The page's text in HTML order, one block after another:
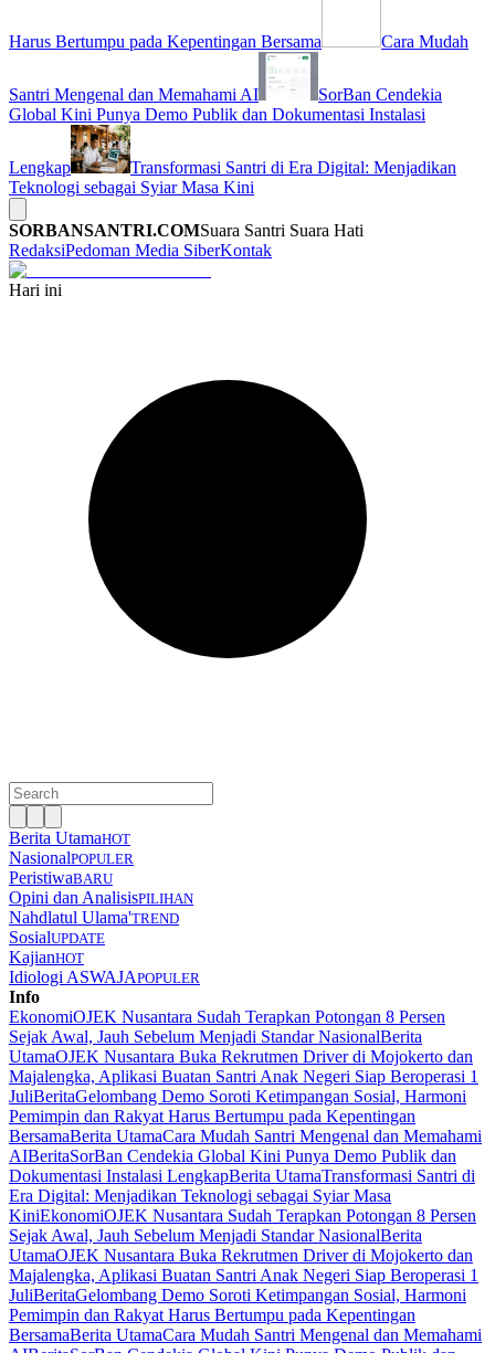
Harus Bertumpu pada Kepentingan Bersama Cara Mudah
Santri Mengenal dan Memahami AI
SorBan Cendekia
Global Kini Punya Demo Publik dan Dokumentasi Instalasi
Lengkap
Transformasi Santri di Era Digital: Menjadikan
Teknologi sebagai Syiar Masa Kini
SORBANSANTRI.COMSuara Santri Suara Hati
RedaksiPedoman Media SiberKontak
Hari ini
Berita UtamaHOT
NasionalPOPULER
PeristiwaBARU
Opini dan AnalisisPILIHAN
Nahdlatul Ulama'TREND
SosialUPDATE
KajianHOT
Idiologi ASWAJAPOPULER
Info
EkonomiOJEK Nusantara Sudah Terapkan Potongan 8 Persen
Sejak Awal, Jauh Sebelum Menjadi Standar NasionalBerita
UtamaOJEK Nusantara Buka Rekrutmen Driver di Mojokerto dan
Majalengka, Aplikasi Buatan Santri Anak Negeri Siap Beroperasi 1
JuliBeritaGelombang Demo Soroti Ketimpangan Sosial, Harmoni
Pemimpin dan Rakyat Harus Bertumpu pada Kepentingan
BersamaBerita UtamaCara Mudah Santri Mengenal dan Memahami
AIBeritaSorBan Cendekia Global Kini Punya Demo Publik dan
Dokumentasi Instalasi LengkapBerita UtamaTransformasi Santri di
Era Digital: Menjadikan Teknologi sebagai Syiar Masa
KiniEkonomiOJEK Nusantara Sudah Terapkan Potongan 8 Persen
Sejak Awal, Jauh Sebelum Menjadi Standar NasionalBerita
UtamaOJEK Nusantara Buka Rekrutmen Driver di Mojokerto dan
Majalengka, Aplikasi Buatan Santri Anak Negeri Siap Beroperasi 1
JuliBeritaGelombang Demo Soroti Ketimpangan Sosial, Harmoni
Pemimpin dan Rakyat Harus Bertumpu pada Kepentingan
BersamaBerita UtamaCara Mudah Santri Mengenal dan Memahami